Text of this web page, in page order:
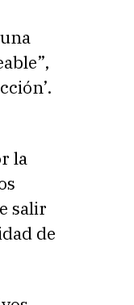
la
salir
de